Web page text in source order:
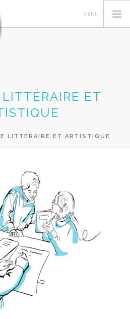
ET
LITTÉRAIRE ET ARTISTIQUE